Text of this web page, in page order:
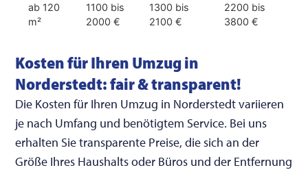
Kosten für Ihren Umzug in
Norderstedt: fair & transparent!
Die Kosten für Ihren Umzug in Norderstedt variieren
je nach Umfang und benötigtem Service. Bei uns
erhalten Sie transparente Preise, die sich an der
Größe Ihres Haushalts oder Büros und der Entfernung
ab 120
m²
1100 bis
2000 €
1300 bis
2100 €
2200 bis
3800 €